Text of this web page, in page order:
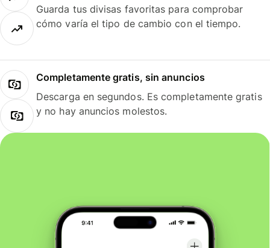
Guarda tus divisas favoritas para comprobar
cómo varía el tipo de cambio con el tiempo.
Completamente gratis, sin anuncios
Descarga en segundos. Es completamente gratis
y no hay anuncios molestos.